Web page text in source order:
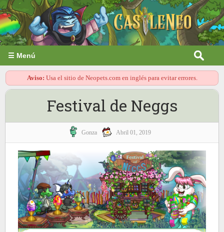
☰ Menú
Aviso: Usa el sitio de Neopets.com en inglés para evitar errores.
Festival de Neggs
Gonza Abril 01, 2019